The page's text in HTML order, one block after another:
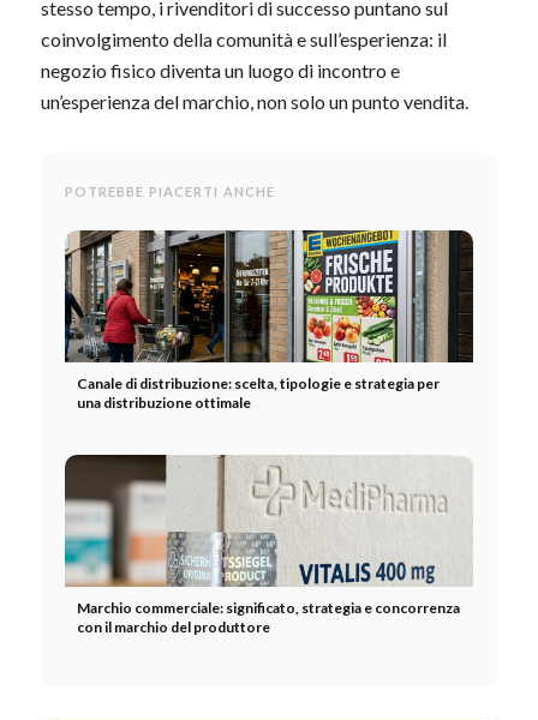
stesso tempo, i rivenditori di successo puntano sul
coinvolgimento della comunità e sull’esperienza: il
negozio fisico diventa un luogo di incontro e
un’esperienza del marchio, non solo un punto vendita.
POTREBBE PIACERTI ANCHE
Canale di distribuzione: scelta, tipologie e strategia per
una distribuzione ottimale
Marchio commerciale: significato, strategia e concorrenza
con il marchio del produttore